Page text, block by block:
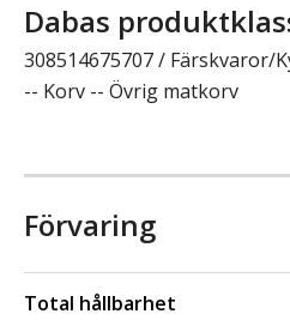
Dabas
308514675707 /
-- Korv -- Övrig matkorv
Förvaring
Total hållbarhet